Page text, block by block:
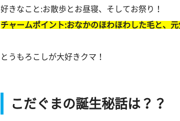
好きなこと:お散歩とお昼寝、そしてお祭り！
チャームポイント:おなかのほわほわした毛と、元
とうもろこしが大好きクマ！
こだぐまの誕生秘話は？？